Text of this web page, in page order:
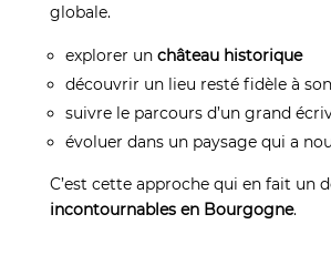
globale.
explorer un château historique
découvrir un lieu resté fidèle à
suivre le parcours d’un grand
évoluer dans un paysage qui a
C’est cette approche qui en fait un
incontournables en Bourgogne.